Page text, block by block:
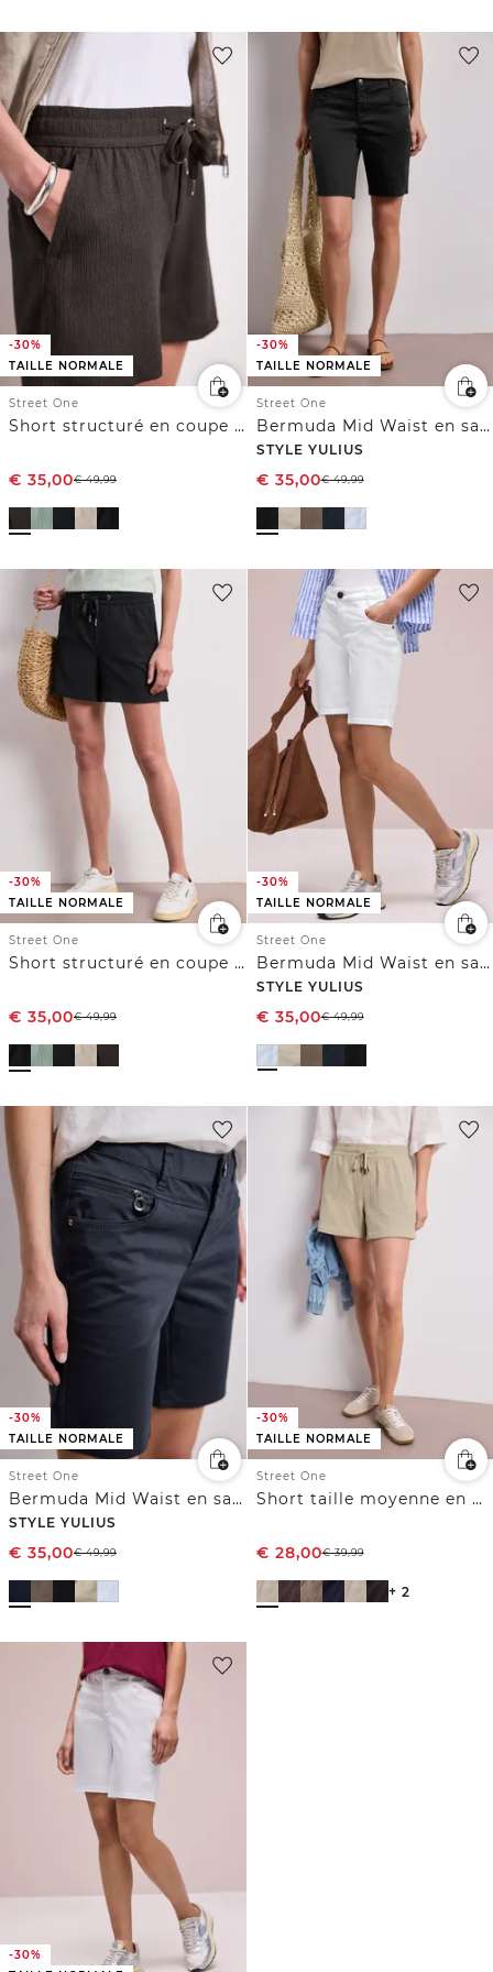
-30%
TAILLE NORMALE
Street One
Short structuré en coupe loose
€ 35,00€49,99
-30%
TAILLE NORMALE
Street One
Bermuda Mid Waist en satin
STYLE YULIUS
€ 35,00€49,99
-30%
TAILLE NORMALE
Street One
Short structuré en coupe loose
€ 35,00€49,99
-30%
TAILLE NORMALE
Street One
Bermuda Mid Waist en satin
STYLE YULIUS
€ 35,00€49,99
-30%
TAILLE NORMALE
Street One
Bermuda Mid Waist en satin
STYLE YULIUS
€ 35,00€49,99
-30%
TAILLE NORMALE
Street One
Short taille moyenne en gaze de coton
€ 28,00€39,99
+ 2
-30%